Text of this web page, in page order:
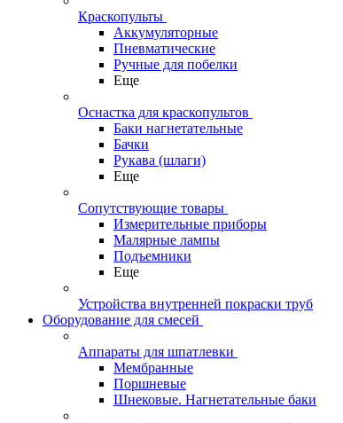
Краскопульты
Аккумуляторные
Пневматические
Ручные для побелки
Еще
Оснастка для краскопультов
Баки нагнетательные
Бачки
Рукава (шлаги)
Еще
Сопутствующие товары
Измерительные приборы
Малярные лампы
Подъемники
Еще
Устройства внутренней покраски труб
Оборудование для смесей
Аппараты для шпатлевки
Мембранные
Поршневые
Шнековые. Нагнетательные баки